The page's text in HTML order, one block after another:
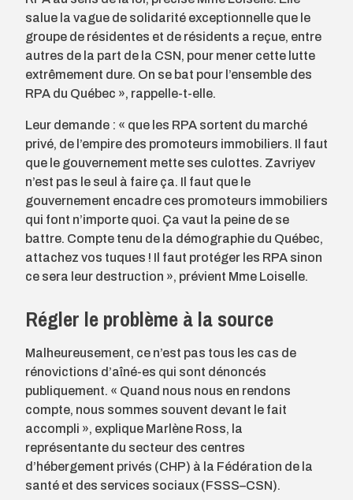
salue la vague de solidarité exceptionnelle que le
groupe de résidentes et de résidents a reçue, entre
autres de la part de la CSN, pour mener cette lutte
extrêmement dure. On se bat pour l’ensemble des
RPA du Québec », rappelle-t-elle.
Leur demande : « que les RPA sortent du marché
privé, de l’empire des promoteurs immobiliers. Il faut
que le gouvernement mette ses culottes. Zavriyev
n’est pas le seul à faire ça. Il faut que le
gouvernement encadre ces promoteurs immobiliers
qui font n’importe quoi. Ça vaut la peine de se
battre. Compte tenu de la démographie du Québec,
attachez vos tuques ! Il faut protéger les RPA sinon
ce sera leur destruction », prévient Mme Loiselle.
Régler le problème à la source
Malheureusement, ce n’est pas tous les cas de
rénovictions d’aîné-es qui sont dénoncés
publiquement. « Quand nous nous en rendons
compte, nous sommes souvent devant le fait
accompli », explique Marlène Ross, la
représentante du secteur des centres
d’hébergement privés (CHP) à la Fédération de la
santé et des services sociaux (FSSS–CSN).